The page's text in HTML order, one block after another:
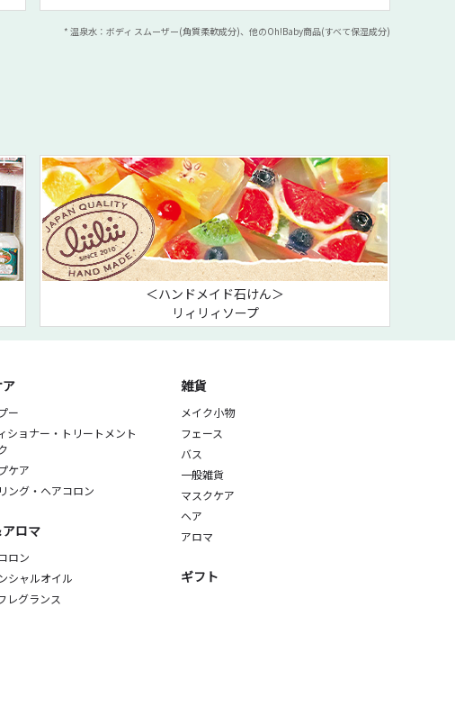
* 温泉水：ボディ スムーザー(角質柔軟成分)、他のOh!Baby商品(すべて保湿成分)
＜ハンドメイド石けん＞
リィリィソープ
ー
ショナー・トリートメント
ケア
ング・ヘアコロン
ロマ
ロン
シャルオイル
レグランス
雑貨
メイク小物
フェース
バス
一般雑貨
マスクケア
ヘア
アロマ
ギフト